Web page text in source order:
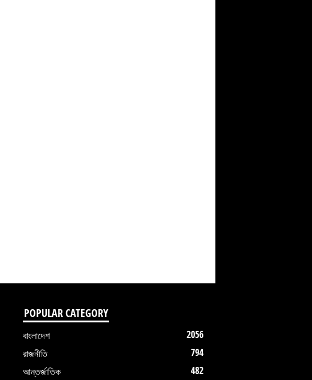
POPULAR CATEGORY
বাংলাদেশ
2056
রাজনীতি
794
আন্তর্জাতিক
482